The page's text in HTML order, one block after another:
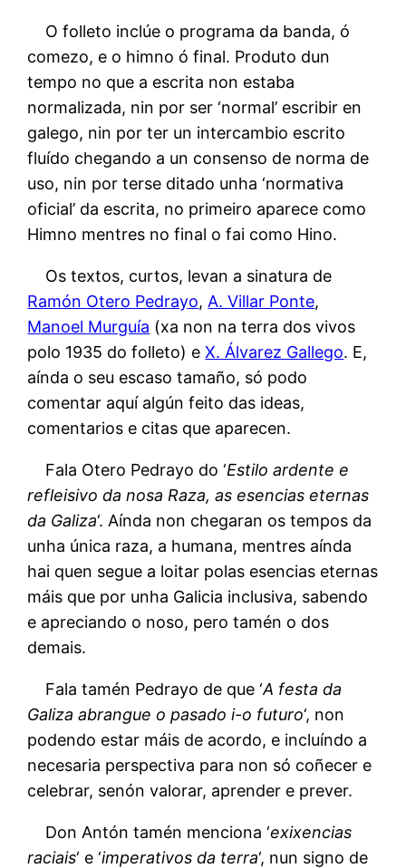
O folleto inclúe o programa da banda, ó
comezo, e o himno ó final. Produto dun
tempo no que a escrita non estaba
normalizada, nin por ser ‘normal’ escribir en
galego, nin por ter un intercambio escrito
fluído chegando a un consenso de norma de
uso, nin por terse ditado unha ‘normativa
oficial’ da escrita, no primeiro aparece como
Himno mentres no final o fai como Hino.
Os textos, curtos, levan a sinatura de
Ramón Otero Pedrayo, A. Villar Ponte,
Manoel Murguía (xa non na terra dos vivos
polo 1935 do folleto) eX. Álvarez Gallego. E,
aínda o seu escaso tamaño, só podo
comentar aquí algún feito das ideas,
comentarios e citas que aparecen.
Fala Otero Pedrayo do ‘Estilo ardente e
refleisivo da nosa Raza, as esencias eternas
da Galiza‘. Aínda non chegaran os tempos da
unha única raza, a humana, mentres aínda
hai quen segue a loitar polas esencias eternas
máis que por unha Galicia inclusiva, sabendo
e apreciando o noso, pero tamén o dos
demais.
Fala tamén Pedrayo de que ‘A festa da
Galiza abrangue o pasado i-o futuro‘, non
podendo estar máis de acordo, e incluíndo a
necesaria perspectiva para non só coñecer e
celebrar, senón valorar, aprender e prever.
Don Antón tamén menciona ‘exixencias
raciais‘ e ‘imperativos da terra‘, nun signo de